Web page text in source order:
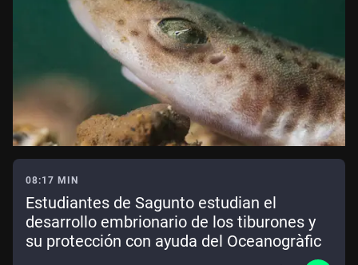
08:17 MIN
Estudiantes de Sagunto estudian el
desarrollo embrionario de los tiburones y
su protección con ayuda del Oceanogràfic